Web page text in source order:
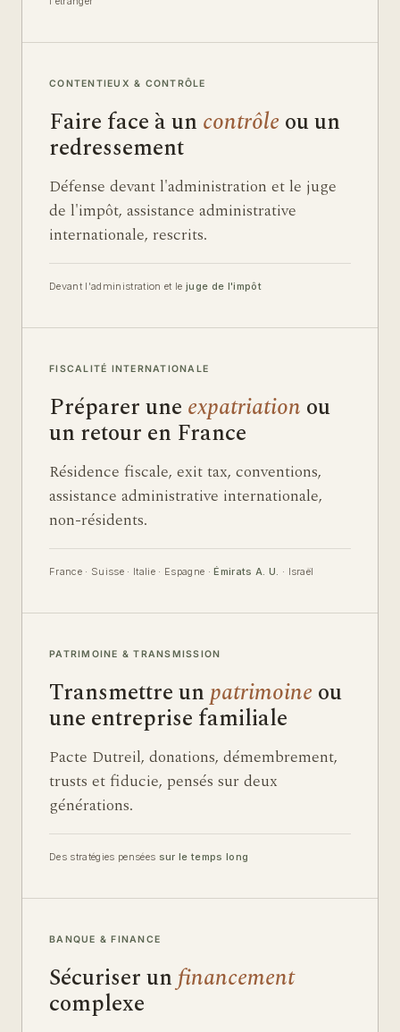
CONTENTIEUX & CONTRÔLE
Faire face à un contrôle ou un
redressement
Défense devant l'administration et le juge
de l'impôt, assistance administrative
internationale, rescrits.
Devant l'administration et le juge de l'impôt
FISCALITÉ INTERNATIONALE
Préparer une expatriation ou
un retour en France
Résidence fiscale, exit tax, conventions,
assistance administrative internationale,
non-résidents.
France · Suisse · Italie · Espagne ·Émirats A. U. · Israël
PATRIMOINE & TRANSMISSION
Transmettre unpatrimoine ou
une entreprise familiale
Pacte Dutreil, donations, démembrement,
trusts et fiducie, pensés sur deux
générations.
Des stratégies pensées sur le temps long
BANQUE & FINANCE
Sécuriser unfinancement
complexe